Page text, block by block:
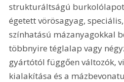
strukturáltságú
égetett vörösagyag,
színhatású mázanyagokkal
többnyire téglalap vagy
gyártótól függően változók,
kialakítása és a